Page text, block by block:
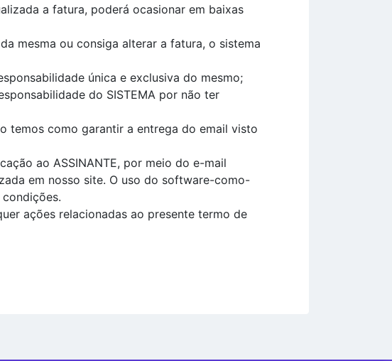
a fatura, poderá ocasionar em baixas
mesma ou consiga alterar a fatura, o sistema
única e exclusiva do mesmo;
do SISTEMA por não ter
temos como garantir a entrega do email visto
ao ASSINANTE, por meio do e-mail
em nosso site. O uso do software-como-
ações relacionadas ao presente termo de